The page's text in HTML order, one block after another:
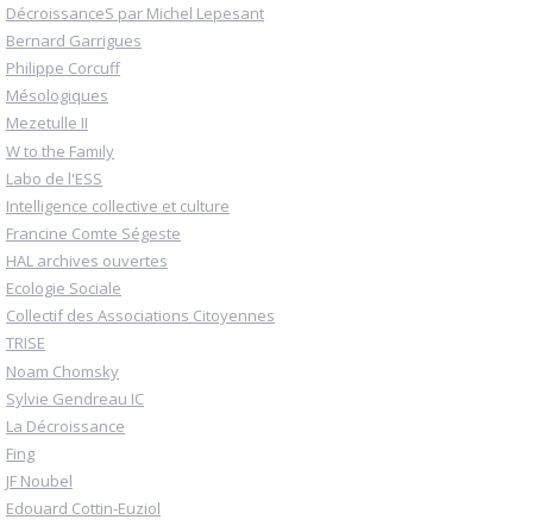
DécroissanceS par Michel Lepesant
Bernard Garrigues
Philippe Corcuff
Mésologiques
Mezetulle II
W to the Family
Labo de l'ESS
Intelligence collective et culture
Francine Comte Ségeste
HAL archives ouvertes
Ecologie Sociale
Collectif des Associations Citoyennes
TRISE
Noam Chomsky
Sylvie Gendreau IC
La Décroissance
Fing
JF Noubel
Edouard Cottin-Euziol